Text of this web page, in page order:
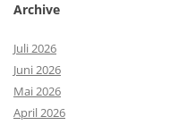
Archive
Juli 2026
Juni 2026
Mai 2026
April 2026